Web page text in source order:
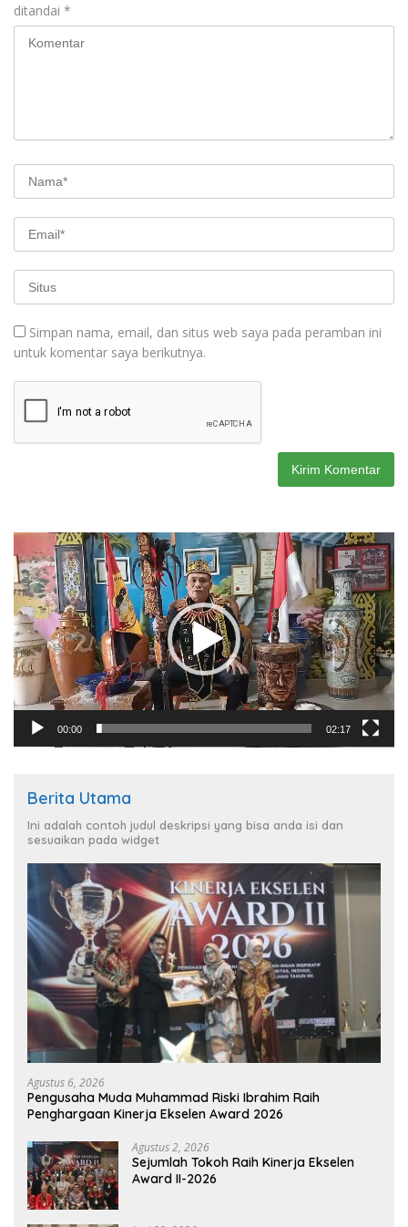
ditandai *
Simpan nama, email, dan situs web saya pada peramban ini
untuk komentar saya berikutnya.
Pemutar
Video
00:00 02:17
Berita Utama
Ini adalah contoh judul deskripsi yang bisa anda isi dan
sesuaikan pada widget
Agustus 6, 2026
Pengusaha Muda Muhammad Riski Ibrahim Raih
Penghargaan Kinerja Ekselen Award 2026
Agustus 2, 2026
Sejumlah Tokoh Raih Kinerja Ekselen
Award II-2026